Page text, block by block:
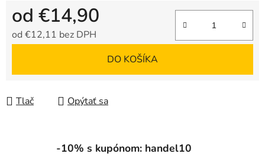
od €14,90
od €12,11 bez DPH
DO KOŠÍKA
Tlač Opýtať sa
-10% s kupónom: handel10